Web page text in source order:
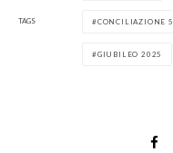
TAGS CONCILIAZIONE 5
GIUBILEO 2025